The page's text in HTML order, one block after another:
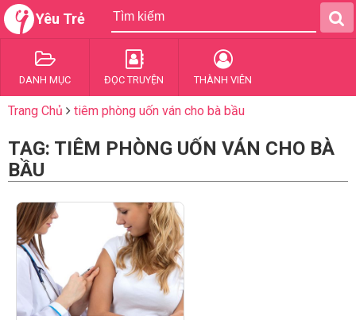
Yêu Trẻ
DANH MỤC ĐỌC TRUYỆN THÀNH VIÊN
Trang Chủ tiêm phòng uốn ván cho bà bầu
TAG: TIÊM PHÒNG UỐN VÁN CHO BÀ
BẦU